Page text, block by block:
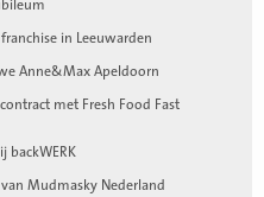
in Leeuwarden
Anne&Max Apeldoorn
met Fresh Food Fast
backWERK
Mudmasky Nederland